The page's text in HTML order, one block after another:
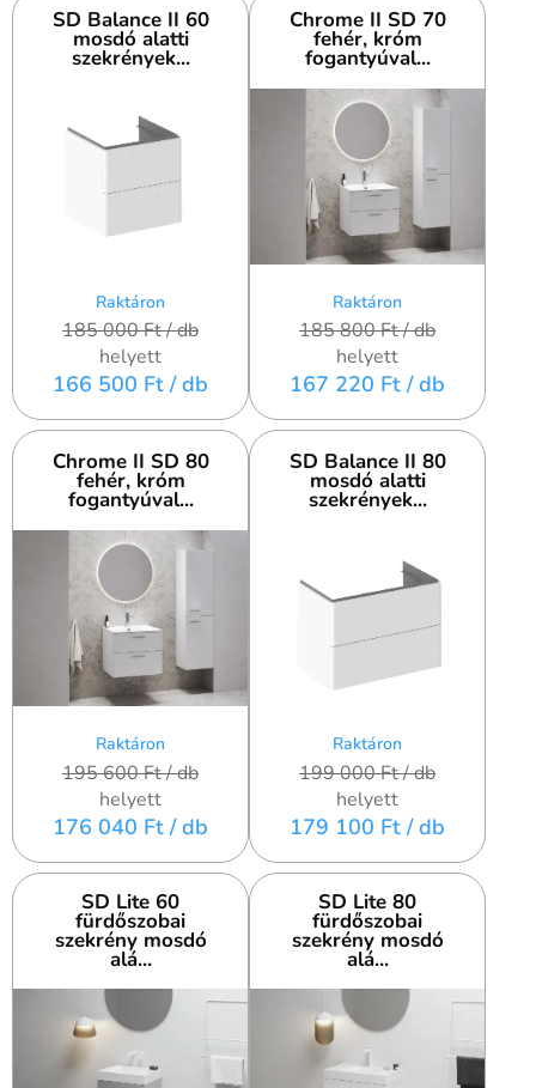
SD Balance II 60
mosdó alatti
szekrények...
Raktáron
185 000 Ft/ db
helyett
166 500 Ft / db
Chrome II SD 70
fehér, króm
fogantyúval...
Raktáron
185 800 Ft/ db
helyett
167 220 Ft / db
Chrome II SD 80
fehér, króm
fogantyúval...
Raktáron
195 600 Ft/ db
helyett
176 040 Ft / db
SD Balance II 80
mosdó alatti
szekrények...
Raktáron
199 000 Ft/ db
helyett
179 100 Ft / db
SD Lite 60
fürdőszobai
szekrény mosdó
alá...
SD Lite 80
fürdőszobai
szekrény mosdó
alá...